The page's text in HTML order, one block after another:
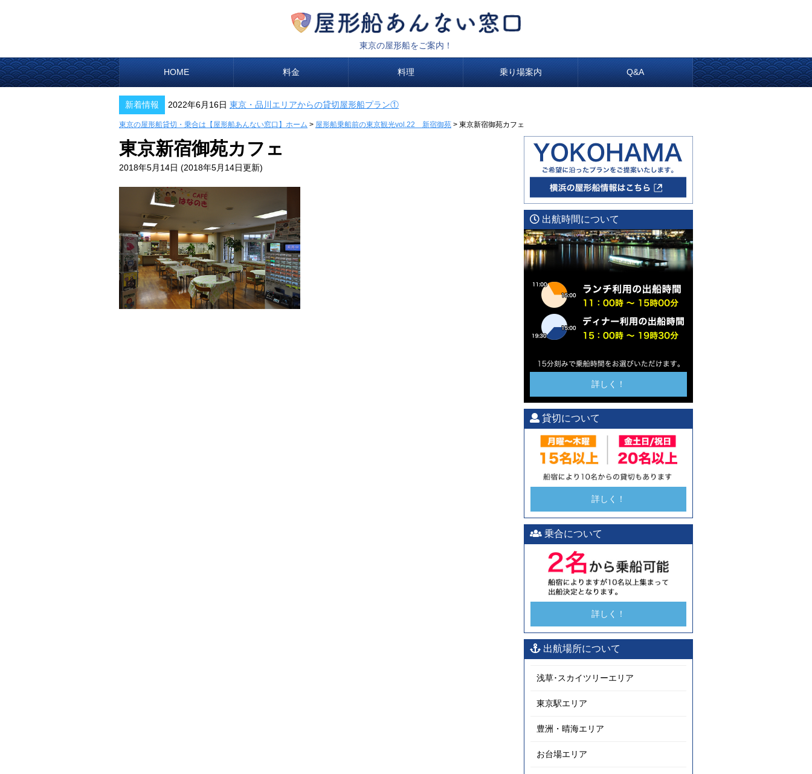
東京の屋形船をご案内！
HOME 料金 料理 乗り場案内 Q&A
新着情報 2022年6月16日 東京・品川エリアからの貸切屋形船プラン①
東京の屋形船貸切・乗合は【屋形船あんない窓口】ホーム > 屋形船乗船前の東京観光vol.22 新宿御苑 > 東京新宿御苑カフェ
東京新宿御苑カフェ
2018年5月14日 (2018年5月14日更新)
出航時間について
詳しく！
貸切について
詳しく！
乗合について
詳しく！
出航場所について
浅草･スカイツリーエリア
東京駅エリア
豊洲・晴海エリア
お台場エリア